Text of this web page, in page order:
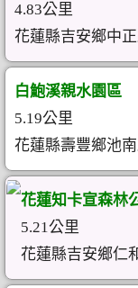
4.83公里
花蓮縣吉安鄉中
白鮑溪親水園區
5.19公里
花蓮縣壽豐鄉池
花蓮知卡宣森林
5.21公里
花蓮縣吉安鄉仁